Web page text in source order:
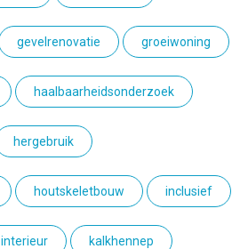
gevelrenovatie groeiwoning
haalbaarheidsonderzoek
hergebruik
houtskeletbouw inclusief
interieur kalkhennep